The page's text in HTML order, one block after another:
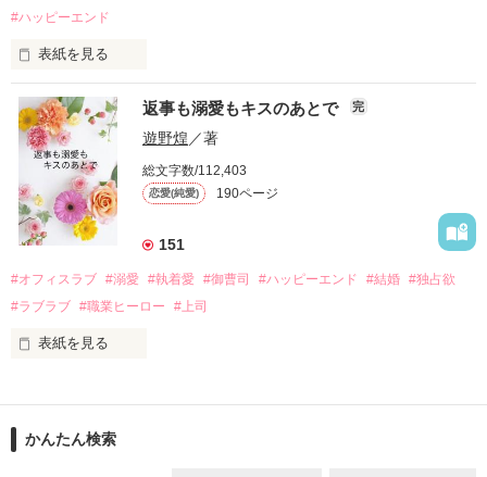
酔った勢いで一夜を共にしてしまった。
さらに、美桜が初めてだと知った哲平は
『責任をとる、結婚しよう』と真っ直ぐに告げてきた。
戸惑う美桜とは裏腹に、好きという気持ちを隠すことなく
甘やかしてくる。
そんなある日、哲平は美桜がストーカー被害に
遭っていることを知る。
美桜を守るため、哲平は同居を提案してきて――。
夏木美桜(なつきみお)
鳴海哲平 (なるみてっぺい)
2026.6.5～2026.7.25
#ハッピーエンド
表紙を見る
おかしな噂を流されて前の職場でうまくいかなかった梅田美
桜は、海外で傷心旅行をしていたところ、日本人美青年と出会
い、酒の勢いもあり一夜限りの関係となる。
帰国後、美桜は新しい職場でワンナイトした美青年と再会。
なんと彼の正体は、とある財閥御曹司にも関わらず、一族を離
れて起業した新進気鋭の実業家、社内でも冷徹だと評判な社長
――御影恭司その人だったのだ――！
なぜか恭司から飼い猫の世話係を命じられた美桜は、猫の世
の関係となってしまい――？
返事も溺愛もキスのあとで 完
遊野煌／著
総文字数/112,403
恋愛(純愛) 190ページ
151
#オフィスラブ #溺愛 #執着愛 #御曹司 #ハッピーエンド #結婚 #独占欲
#ラブラブ #職業ヒーロー #上司
表紙を見る
ションの企画戦略室で働いている。
めた、同期で恋人の石垣守（26）がいるのだが、後輩の姫原由
かんたん検索